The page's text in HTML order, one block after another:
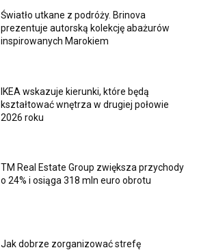
Światło utkane z podróży. Brinova
prezentuje autorską kolekcję abażurów
inspirowanych Marokiem
IKEA wskazuje kierunki, które będą
kształtować wnętrza w drugiej połowie
2026 roku
TM Real Estate Group zwiększa przychody
o 24% i osiąga 318 mln euro obrotu
Jak dobrze zorganizować strefę